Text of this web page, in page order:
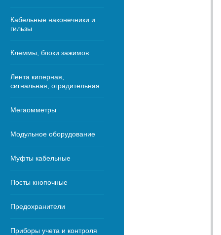
Кабельные наконечники и
гильзы
Клеммы, блоки зажимов
Лента киперная,
сигнальная, оградительная
Мегаомметры
Модульное оборудование
Муфты кабельные
Посты кнопочные
Предохранители
Приборы учета и контроля